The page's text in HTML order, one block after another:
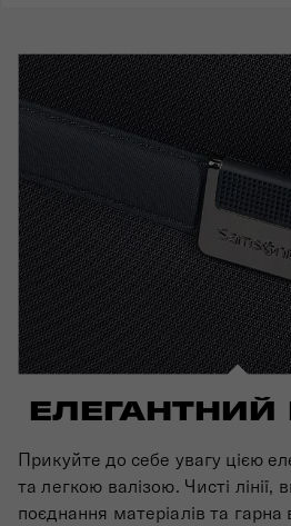
ЕЛЕГАНТНИЙ
Прикуйте до себе увагу цією
та легкою валізою. Чисті лінії,
поєднання матеріалів та гарна